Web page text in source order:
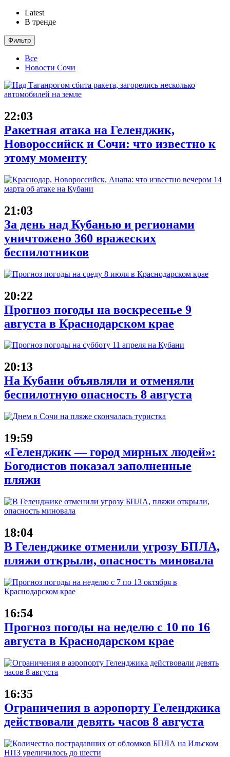
Latest
В тренде
Фильтр
Все
Новости Сочи
22:03
Ракетная атака на Геленджик,
Новороссийск и Сочи: что известно к
этому моменту
21:03
За день над Кубанью и регионами
уничтожено 360 вражеских
беспилотников
20:22
Прогноз погоды на воскресенье 9
августа в Краснодарском крае
20:13
На Кубани объявляли и отменяли
беспилотную опасность 8 августа
19:59
«Геленджик — город мирных людей»:
Богодистов показал заполненные
пляжи
18:04
В Геленджике отменили угрозу БПЛА,
пляжи открыли, опасность миновала
16:54
Прогноз погоды на неделю с 10 по 16
августа в Краснодарском крае
16:35
Ограничения в аэропорту Геленджика
действовали девять часов 8 августа